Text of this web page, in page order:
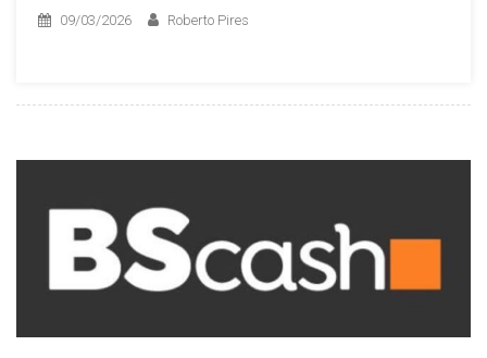
09/03/2026 Roberto Pires